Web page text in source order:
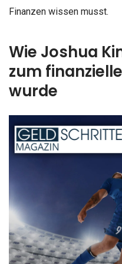
Finanzen wissen musst.
Wie Joshua
zum
wurde